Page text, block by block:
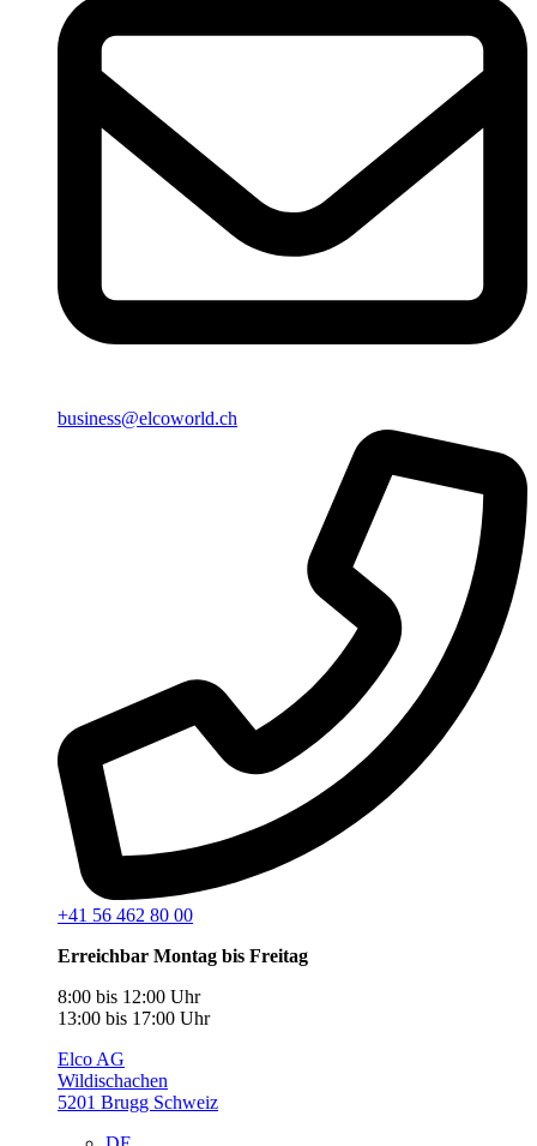
business@elcoworld.ch
+41 56 462 80 00
Erreichbar Montag bis Freitag
8:00 bis 12:00 Uhr
13:00 bis 17:00 Uhr
Elco AG
Wildischachen
5201 Brugg Schweiz